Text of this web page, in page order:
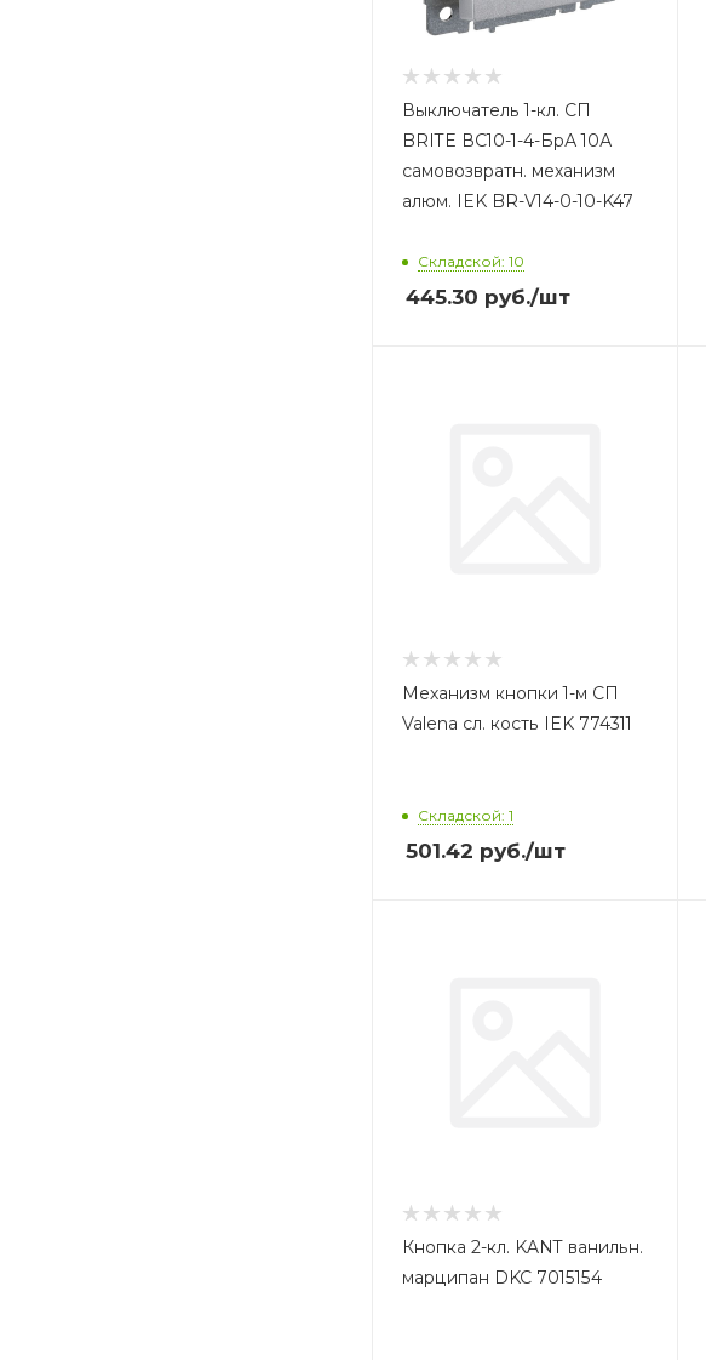
Выключатель 1-кл. СП
BRITE ВС10-1-4-БрА 10А
самовозвратн. механизм
алюм. IEK BR-V14-0-10-K47
Складской: 10
445.30 руб./шт
Механизм кнопки 1-м СП
Valena сл. кость IEK 774311
Складской: 1
501.42 руб./шт
Кнопка 2-кл. KANT ванильн.
марципан DKC 7015154